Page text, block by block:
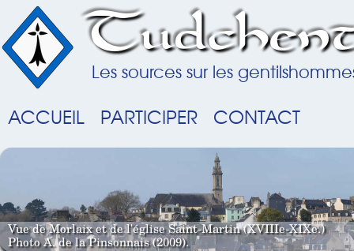
Les sources sur les
ACCUEIL PARTICIPER CONTACT
Vue de Morlaix et de l'église Saint-Martin (XVIIIe-XIXe.)
Photo A. de la Pinsonnais (2009).